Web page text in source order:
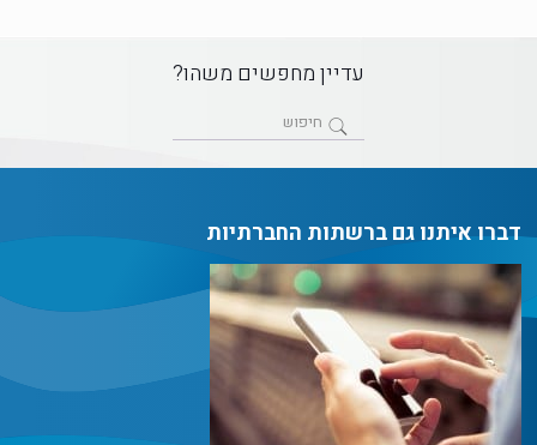
עדיין מחפשים משהו?
דברו איתנו גם ברשתות החברתיות